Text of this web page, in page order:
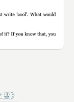
》